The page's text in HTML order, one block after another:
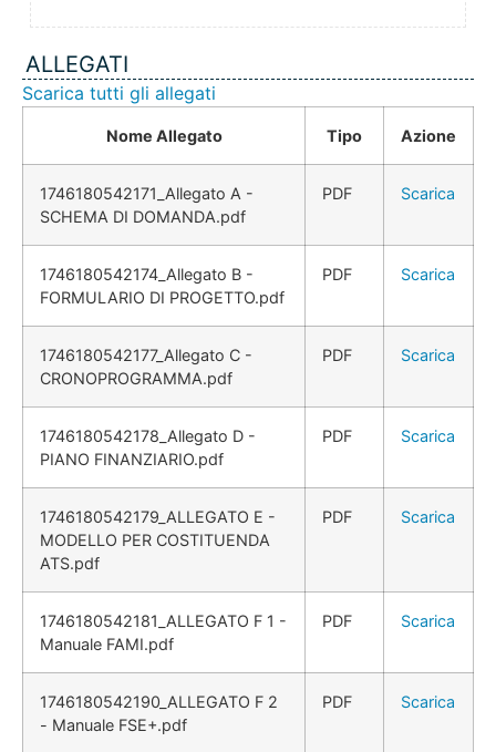
ALLEGATI
Scarica tutti gli allegati
Nome Allegato Tipo Azione
1746180542171_Allegato A -
SCHEMA DI DOMANDA.pdf
PDF Scarica
1746180542174_Allegato B -
FORMULARIO DI PROGETTO.pdf
PDF Scarica
1746180542177_Allegato C -
CRONOPROGRAMMA.pdf
PDF Scarica
1746180542178_Allegato D -
PIANO FINANZIARIO.pdf
PDF Scarica
1746180542179_ALLEGATO E -
MODELLO PER COSTITUENDA
ATS.pdf
PDF Scarica
1746180542181_ALLEGATO F 1 -
Manuale FAMI.pdf
PDF Scarica
1746180542190_ALLEGATO F 2
- Manuale FSE+.pdf
PDF Scarica